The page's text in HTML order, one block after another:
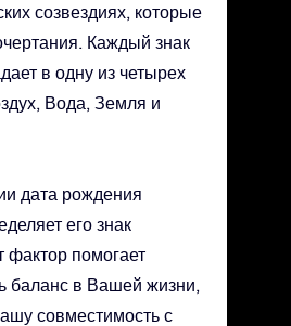
созвездиях, которые
Каждый знак
в одну из четырех
Вода, Земля и
дата рождения
его знак
фактор помогает
баланс в Вашей жизни,
совместимость с